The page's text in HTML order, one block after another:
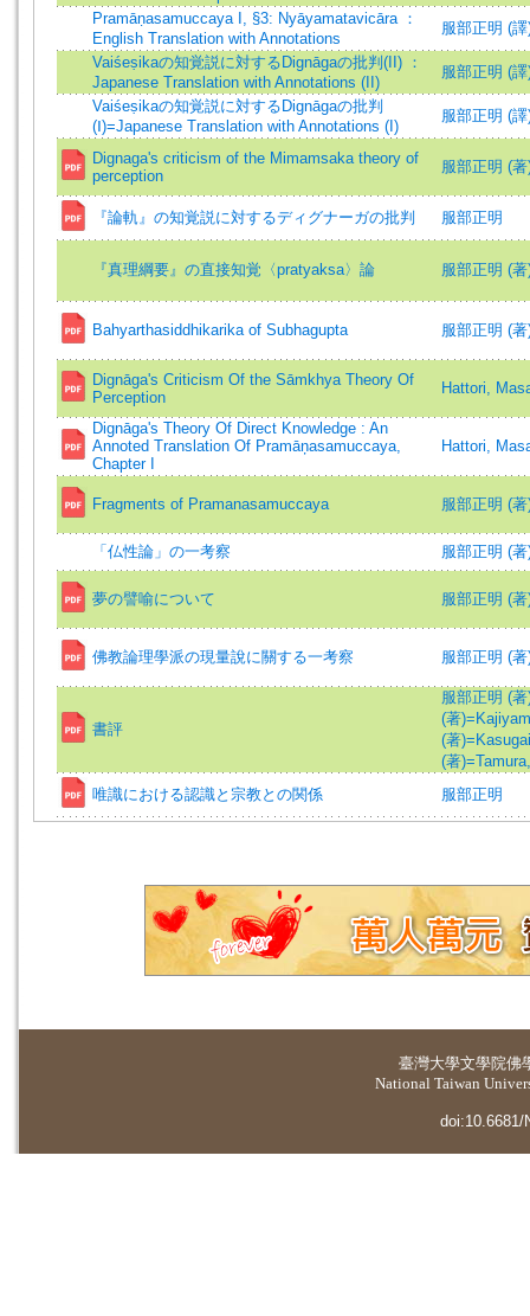
Pramāṇasamuccaya I, §3: Nyāyamatavicāra ：
English Translation with Annotations
服部正明 (
Vaiśeṣikaの知覚説に対するDignāgaの批判(II) ：
Japanese Translation with Annotations (II)
服部正明 (
Vaiśeṣikaの知覚説に対するDignāgaの批判
(Ⅰ)=Japanese Translation with Annotations (I)
服部正明 (
Dignaga's criticism of the Mimamsaka theory of
perception
服部正明 (
『論軌』の知覚説に対するディグナーガの批判 服部正明
『真理綱要』の直接知覚〈pratyaksa〉論 服部正明 (
Bahyarthasiddhikarika of Subhagupta 服部正明 (
Dignāga's Criticism Of the Sāmkhya Theory Of
Perception
Hattori,
Dignāga's Theory Of Direct Knowledge : An
Annoted Translation Of Pramāņasamuccaya,
Chapter I
Hattori,
Fragments of Pramanasamuccaya 服部正明 (
「仏性論」の一考察 服部正明 (
夢の譬喻について 服部正明 (
佛教論理學派の現量說に關する一考察 服部正明 (
書評
服部正明 (
(著
(著
(著
唯識における認識と宗教との関係
服部正明
臺灣大學文學院佛
National Taiwan
doi:10.6681/